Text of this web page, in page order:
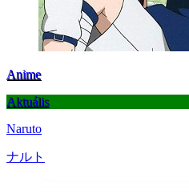
Anime
Aktuális
Naruto
ナルト